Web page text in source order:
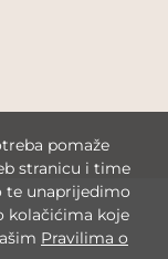
pomaže
stranicu i time
te unaprijedimo
kolačićima koje
Pravilima o